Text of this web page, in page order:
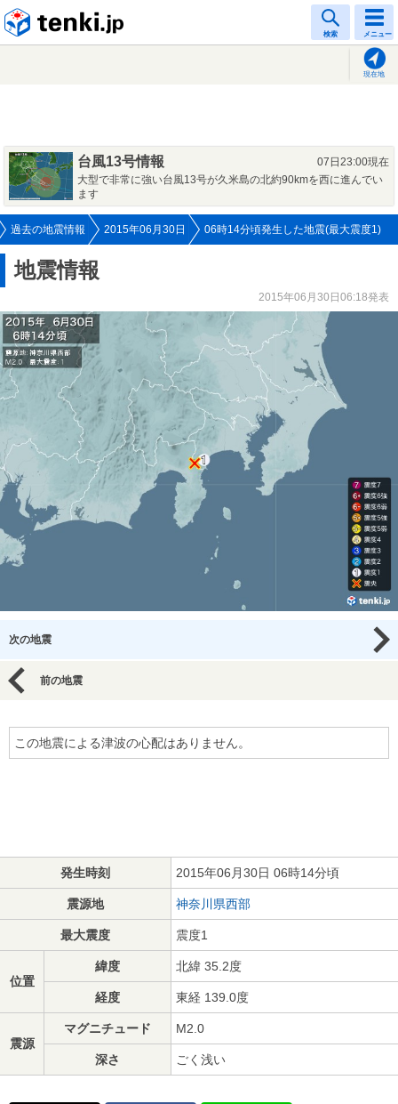
検索 メニュー
現在地
台風13号情報
07日23:00現在
大型で非常に強い台風13号が久米島の北約90kmを西に進んでい
ます
過去の地震情報 2015年06月30日 06時14分頃発生した地震(最大震度1)
地震情報
2015年06月30日06:18発表
次の地震
前の地震
この地震による津波の心配はありません。
発生時刻 2015年06月30日 06時14分頃
震源地 神奈川県西部
最大震度 震度1
位置
緯度 北緯 35.2度
経度 東経 139.0度
震源
マグニチュード M2.0
深さ ごく浅い